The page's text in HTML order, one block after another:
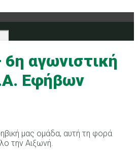
αγωνιστική
Εφήβων
μας ομάδα, αυτή τη φορά
την Αιξωνή.